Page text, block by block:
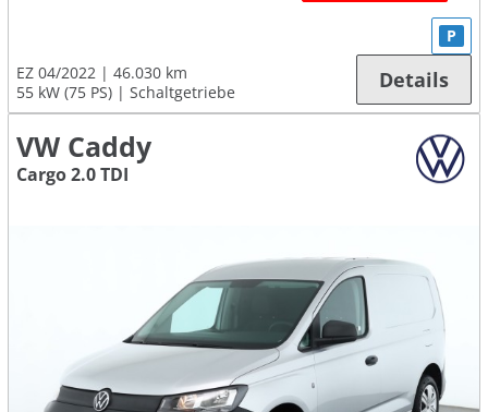
EZ 04/2022
46.030 km
55 kW (75 PS)
Schaltgetriebe
P
Details
VW Caddy
Cargo 2.0 TDI